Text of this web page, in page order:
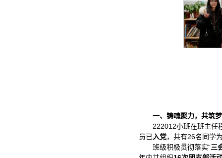
一、铸魂聚力，共筑
222012小班在班主任
员已入党，共有26名同学
班级积极贯彻落实“三